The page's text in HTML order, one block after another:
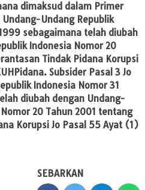
dimaksud dalam Primer
Undang-Undang Republik
sebagaimana telah diubah
Indonesia Nomor 20
Tindak Pidana Korupsi
Subsider Pasal 3 Jo
Indonesia Nomor 31
diubah dengan Undang-
20 Tahun 2001 tentang
Korupsi Jo Pasal 55 Ayat (1)
SEBARKAN